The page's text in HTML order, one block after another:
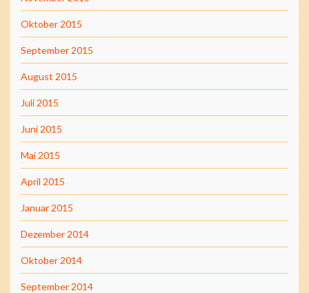
Oktober 2015
September 2015
August 2015
Juli 2015
Juni 2015
Mai 2015
April 2015
Januar 2015
Dezember 2014
Oktober 2014
September 2014